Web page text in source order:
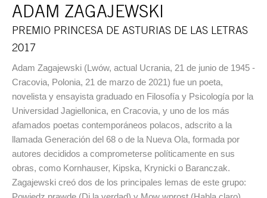
ADAM ZAGAJEWSKI
PREMIO PRINCESA DE ASTURIAS DE LAS LETRAS
2017
Adam Zagajewski (Lwów, actual Ucrania, 21 de junio de 1945 -
Cracovia, Polonia, 21 de marzo de 2021) fue un poeta,
novelista y ensayista graduado en Filosofía y Psicología por la
Universidad Jagiellonica, en Cracovia, y uno de los más
afamados poetas contemporáneos polacos, adscrito a la
llamada Generación del 68 o de la Nueva Ola, formada por
autores decididos a comprometerse políticamente en sus
obras, como Kornhauser, Kipska, Krynicki o Baranczak.
Zagajewski creó dos de los principales lemas de este grupo: